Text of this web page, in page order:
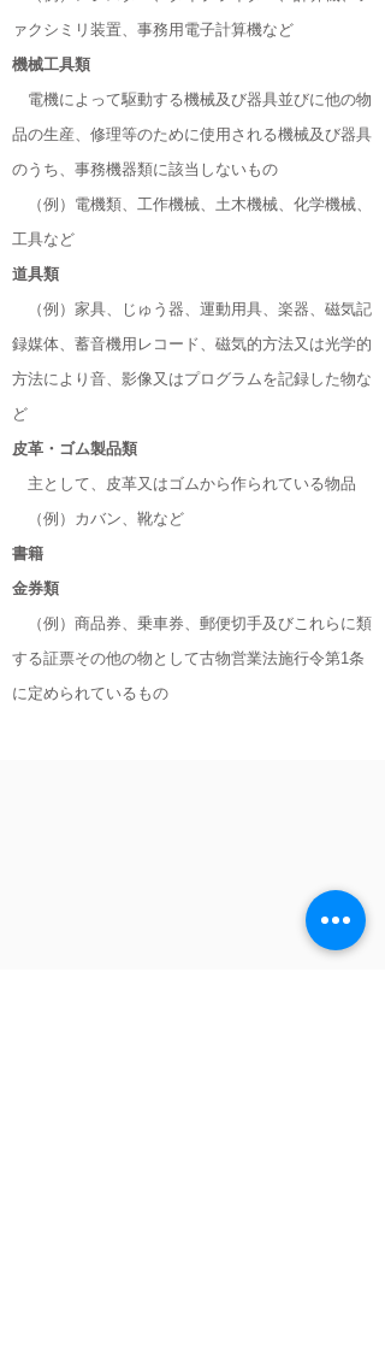
ァクシミリ装置、事務用電子計算機など
機械工具類
電機によって駆動する機械及び器具並びに他の物
品の生産、修理等のために使用される機械及び器具
のうち、事務機器類に該当しないもの
（例）電機類、工作機械、土木機械、化学機械、
工具など
道具類
（例）家具、じゅう器、運動用具、楽器、磁気記
録媒体、蓄音機用レコード、磁気的方法又は光学的
方法により音、影像又はプログラムを記録した物な
ど
皮革・ゴム製品類
主として、皮革又はゴムから作られている物品
（例）カバン、靴など
書籍
金券類
（例）商品券、乗車券、郵便切手及びこれらに類
する証票その他の物として古物営業法施行令第1条
に定められているもの